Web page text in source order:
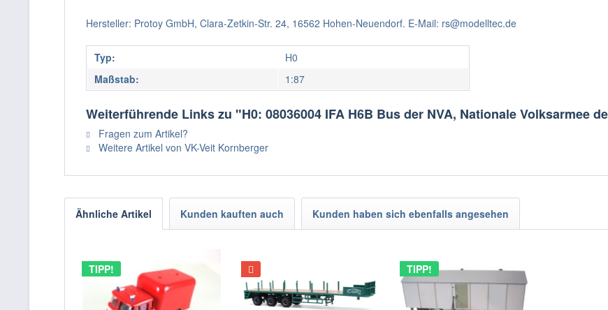
Hersteller: Protoy GmbH, Clara-Zetkin-Str. 24, 16562 Hohen-Neuendorf. E-Mail: rs@modelltec.de
Typ:
H0
Maßstab:
1:87
Weiterführende Links zu "H0: 08036004 IFA H6B Bus der NVA, Nationale Volksarmee
Fragen zum Artikel?
Weitere Artikel von VK-Veit Kornberger
Ähnliche Artikel Kunden kauften auch Kunden haben sich ebenfalls angesehen
TIPP! TIPP!